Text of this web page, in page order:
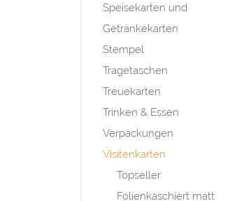
Speisekarten und
Getränkekarten
Stempel
Tragetaschen
Treuekarten
Trinken & Essen
Verpackungen
Visitenkarten
Topseller
Folienkaschiert matt